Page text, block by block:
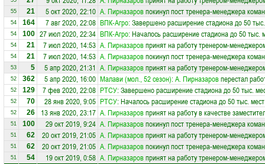
55 21 5 окт 2020, 22:10 А. Пирназаровпокинул пост тренера-менеджера
54 164 7 авг 2020, 22:08 ВПК-Агро: Завершено расширение стадиона до 50
54 100 27 июл 2020, 22:34 ВПК-Агро: Началось расширение стадиона до 50 тыс.
54 21 7 июл 2020, 14:53 А. Пирназаровпринят на работу тренером-
54 21 7 июл 2020, 14:53 А. Пирназаровпокинул пост тренера-менеджера
53 5 5 апр 2020, 21:31 А. Пирназаровпринят на работу тренером-
52 362 5 апр 2020, 16:00 Малави (мол., 52 сезон): А. Пирназаровперестал
52 129 7 фев 2020, 22:08 РТСУ: Завершено расширение стадиона до 50 тыс.
52 70 28 янв 2020, 9:05 РТСУ: Началось расширение стадиона до 50 тыс. мест
52 26 13 янв 2020, 23:17 А. Пирназаровпринят на работу в качестве
51 100 29 окт 2019, 9:24 А. Пирназаровпокинул пост тренера-менеджера
51 62 20 окт 2019, 21:05 А. Пирназаровпринят на работу тренером-
51 62 20 окт 2019, 21:05 А. Пирназаровпокинул пост тренера-менеджера
51 54 19 окт 2019, 0:58 А. Пирназаровпринят на работу тренером-